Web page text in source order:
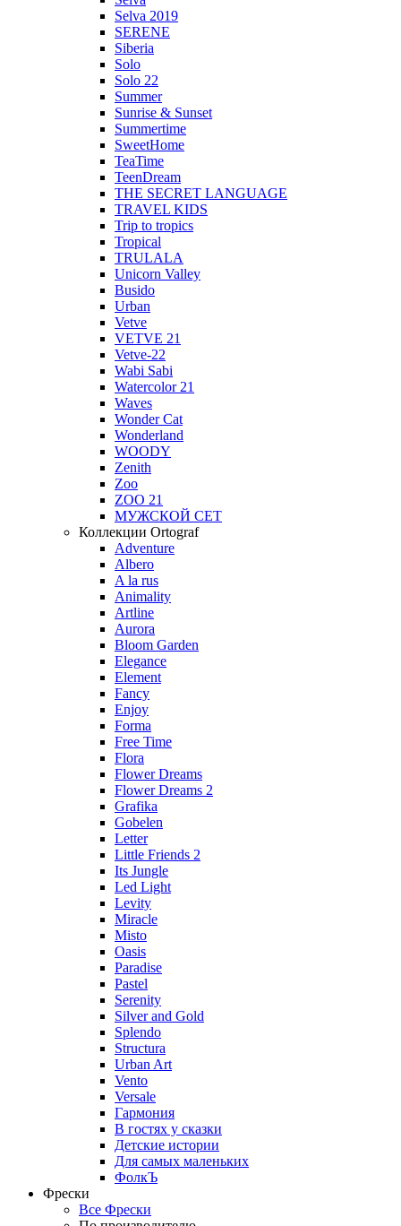
Selva 2019
SERENE
Siberia
Solo
Solo 22
Summer
Sunrise & Sunset
Summertime
SweetHome
TeaTime
TeenDream
THE SECRET LANGUAGE
TRAVEL KIDS
Trip to tropics
Tropical
TRULALA
Unicorn Valley
Busido
Urban
Vetve
VETVE 21
Vetve-22
Wabi Sabi
Watercolor 21
Waves
Wonder Cat
Wonderland
WOODY
Zenith
Zoo
ZOO 21
МУЖСКОЙ СЕТ
Коллекции Ortograf
Adventure
Albero
A la rus
Animality
Artline
Aurora
Bloom Garden
Elegance
Element
Fancy
Enjoy
Forma
Free Time
Flora
Flower Dreams
Flower Dreams 2
Grafika
Gobelen
Letter
Little Friends 2
Its Jungle
Led Light
Levity
Miracle
Misto
Oasis
Paradise
Pastel
Serenity
Silver and Gold
Splendo
Structura
Urban Art
Vento
Versale
Гармония
В гостях у сказки
Детские истории
Для самых маленьких
ФолкЪ
Фрески
Все Фрески